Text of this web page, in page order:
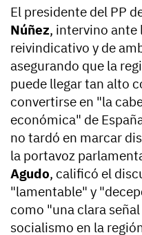
El presidente del PP
Núñez, intervino ante
reivindicativo y de
asegurando que la
puede llegar tan alto
convertirse en "la
económica" de
no tardó en marcar
la portavoz
Agudo, calificó el
"lamentable" y
como "una clara
socialismo en la